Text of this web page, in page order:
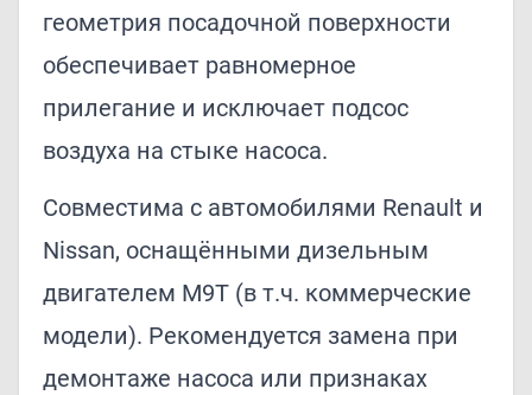
геометрия посадочной поверхности
обеспечивает равномерное
прилегание и исключает подсос
воздуха на стыке насоса.
Совместима с автомобилями Renault и
Nissan, оснащёнными дизельным
двигателем M9T (в т.ч. коммерческие
модели). Рекомендуется замена при
демонтаже насоса или признаках